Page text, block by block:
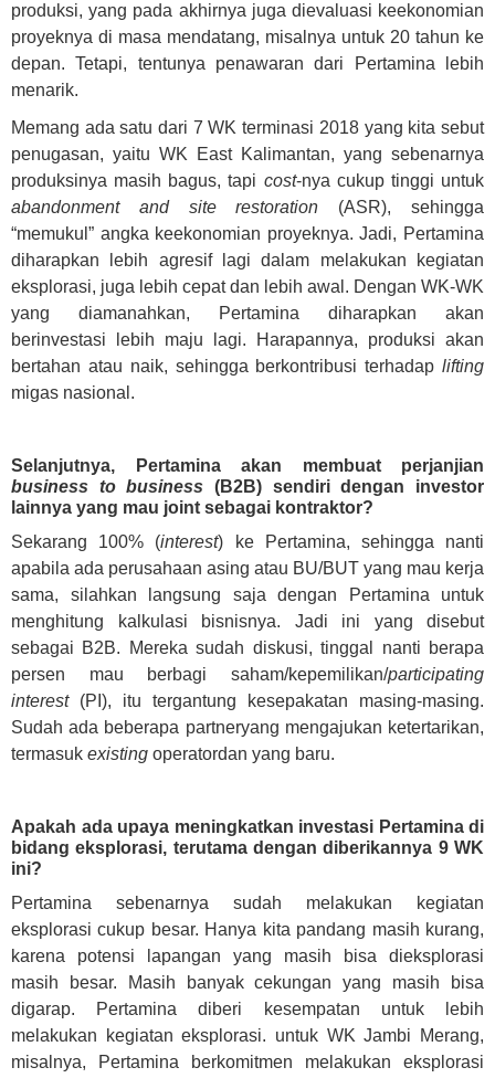
produksi, yang pada akhirnya juga dievaluasi keekonomian
proyeknya di masa mendatang, misalnya untuk 20 tahun ke
depan. Tetapi, tentunya penawaran dari Pertamina lebih
menarik.
Memang ada satu dari 7 WK terminasi 2018 yang kita sebut
penugasan, yaitu WK East Kalimantan, yang sebenarnya
produksinya masih bagus, tapi cost-nya cukup tinggi untuk
abandonment and site restoration (ASR), sehingga
“memukul” angka keekonomian proyeknya. Jadi, Pertamina
diharapkan lebih agresif lagi dalam melakukan kegiatan
eksplorasi, juga lebih cepat dan lebih awal. Dengan WK-WK
yang diamanahkan, Pertamina diharapkan akan
berinvestasi lebih maju lagi. Harapannya, produksi akan
bertahan atau naik, sehingga berkontribusi terhadap lifting
migas nasional.
Selanjutnya, Pertamina akan membuat perjanjian
business to business (B2B) sendiri dengan investor
lainnya yang mau joint sebagai kontraktor?
Sekarang 100% (interest) ke Pertamina, sehingga nanti
apabila ada perusahaan asing atau BU/BUT yang mau kerja
sama, silahkan langsung saja dengan Pertamina untuk
menghitung kalkulasi bisnisnya. Jadi ini yang disebut
sebagai B2B. Mereka sudah diskusi, tinggal nanti berapa
persen mau berbagi saham/kepemilikan/participating
interest(PI), itu tergantung kesepakatan masing-masing.
Sudah ada beberapa partneryang mengajukan ketertarikan,
termasuk existing operatordan yang baru.
Apakah ada upaya meningkatkan investasi Pertamina di
bidang eksplorasi, terutama dengan diberikannya 9 WK
ini?
Pertamina sebenarnya sudah melakukan kegiatan
eksplorasi cukup besar. Hanya kita pandang masih kurang,
karena potensi lapangan yang masih bisa dieksplorasi
masih besar. Masih banyak cekungan yang masih bisa
digarap. Pertamina diberi kesempatan untuk lebih
melakukan kegiatan eksplorasi. untuk WK Jambi Merang,
misalnya, Pertamina berkomitmen melakukan eksplorasi